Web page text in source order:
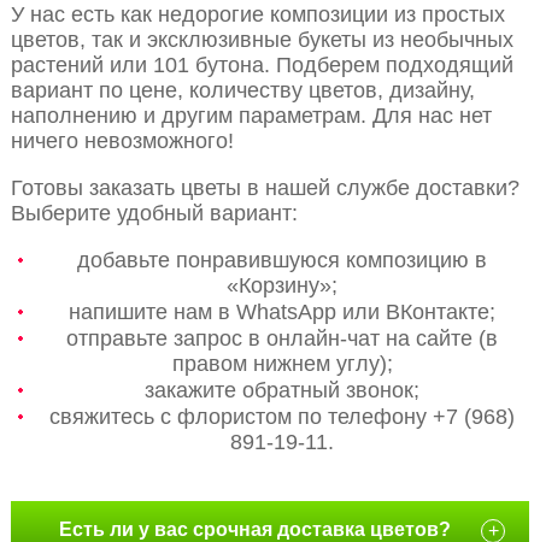
У нас есть как недорогие композиции из простых
цветов, так и эксклюзивные букеты из необычных
растений или 101 бутона. Подберем подходящий
вариант по цене, количеству цветов, дизайну,
наполнению и другим параметрам. Для нас нет
ничего невозможного!
Готовы заказать цветы в нашей службе доставки?
Выберите удобный вариант:
добавьте понравившуюся композицию в
«Корзину»;
напишите нам в WhatsApp или ВКонтакте;
отправьте запрос в онлайн-чат на сайте (в
правом нижнем углу);
закажите обратный звонок;
свяжитесь с флористом по телефону +7 (968)
891-19-11.
Есть ли у вас срочная доставка цветов? +